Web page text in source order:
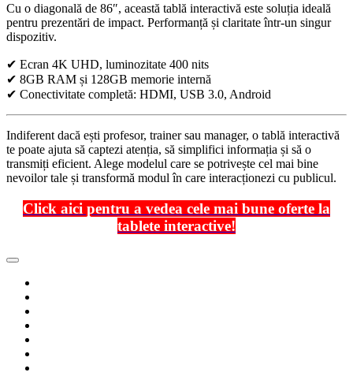
Cu o diagonală de 86″, această tablă interactivă este soluția ideală
pentru prezentări de impact. Performanță și claritate într-un singur
dispozitiv.
✔ Ecran 4K UHD, luminozitate 400 nits
✔ 8GB RAM și 128GB memorie internă
✔ Conectivitate completă: HDMI, USB 3.0, Android
Indiferent dacă ești profesor, trainer sau manager, o tablă interactivă
te poate ajuta să captezi atenția, să simplifici informația și să o
transmiți eficient. Alege modelul care se potrivește cel mai bine
nevoilor tale și transformă modul în care interacționezi cu publicul.
Click aici pentru a vedea cele mai bune oferte la
tablete interactive!